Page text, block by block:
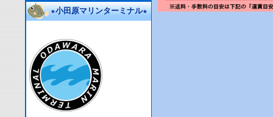
★小田原マリンターミナル★